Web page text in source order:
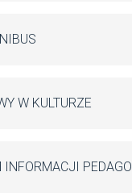
W KULTURZE
INFORMACJI